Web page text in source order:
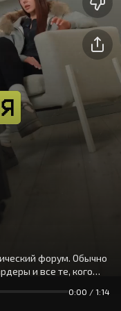
форум. Обычно
и все те, кого
в этом году.
0:00 / 1:14